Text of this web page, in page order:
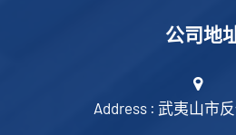
公司地
Address : 武夷山市